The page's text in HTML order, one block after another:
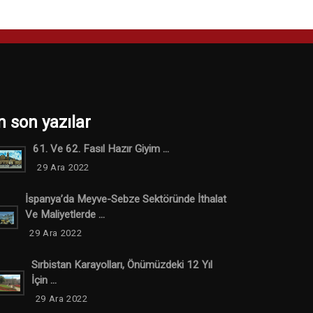
son yazılar
61. Ve 62. Fasıl Hazır Giyim ...
29 Ara 2022
İspanya’da Meyve-Sebze Sektöründe İthalat
Ve Maliyetlerde ...
29 Ara 2022
Sırbistan Karayolları, Önümüzdeki 12 Yıl
İçin ...
29 Ara 2022